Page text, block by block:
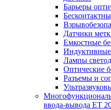
Барьеры
Датчики
Емкостные
Индуктивные
Лампы
Оптические
Разъемы и
ввода-вывода ET